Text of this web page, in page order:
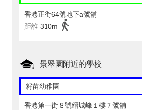
香港正街64號地下a號舖
距離 310m
景翠園附近的學校
籽苗幼稚園
香港第一街８號縉城峰１樓７號舖